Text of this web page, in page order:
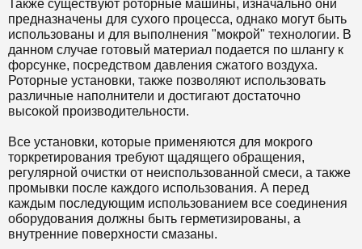
Также существуют роторные машины, изначально они
предназначены для сухого процесса, однако могут быть
использованы и для выполнения "мокрой" технологии. В
данном случае готовый материал подается по шлангу к
форсунке, посредством давления сжатого воздуха.
Роторные установки, также позволяют использовать
различные наполнители и достигают достаточно
высокой производительности.
Все установки, которые применяются для мокрого
торкретирования требуют щадящего обращения,
регулярной очистки от неиспользованной смеси, а также
промывки после каждого использования. А перед
каждым последующим использованием все соединения
оборудования должны быть герметизированы, а
внутренние поверхности смазаны.